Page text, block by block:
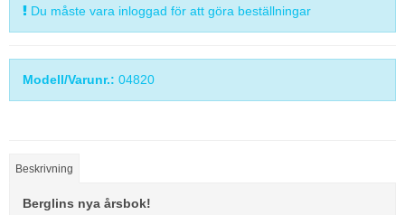
Du måste vara inloggad för att göra beställningar
Modell/Varunr.: 04820
Beskrivning
Berglins nya årsbok!